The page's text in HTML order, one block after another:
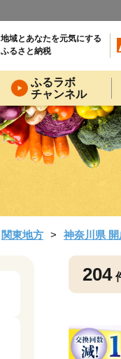
地域とあなたを元気にする
ふるさと納税
ふるラボ
チャンネル
関東地方 神奈川県
204